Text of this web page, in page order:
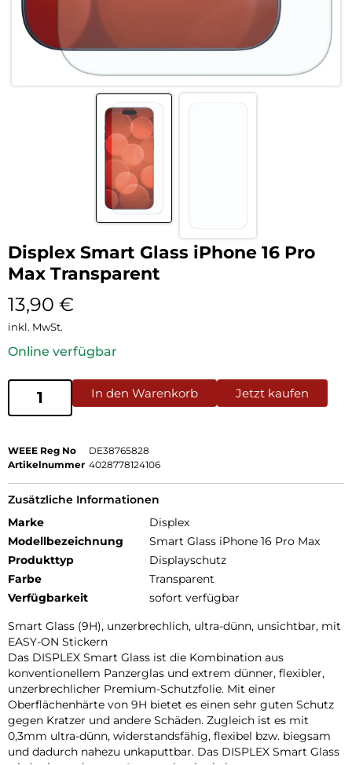
Displex Smart Glass iPhone 16 Pro
Max Transparent
13,90 €
inkl. MwSt.
Online verfügbar
In den Warenkorb Jetzt kaufen
WEEE Reg No
DE38765828
Artikelnummer 4028778124106
Zusätzliche Informationen
Marke
Displex
Modellbezeichnung
Smart Glass iPhone 16 Pro Max
Produkttyp
Displayschutz
Farbe
Transparent
Verfügbarkeit
sofort verfügbar
Smart Glass (9H), unzerbrechlich, ultra-dünn, unsichtbar, mit
EASY-ON Stickern
Das DISPLEX Smart Glass ist die Kombination aus
konventionellem Panzerglas und extrem dünner, flexibler,
unzerbrechlicher Premium-Schutzfolie. Mit einer
Oberflächenhärte von 9H bietet es einen sehr guten Schutz
gegen Kratzer und andere Schäden. Zugleich ist es mit
0,3mm ultra-dünn, widerstandsfähig, flexibel bzw. biegsam
und dadurch nahezu unkaputtbar. Das DISPLEX Smart Glass